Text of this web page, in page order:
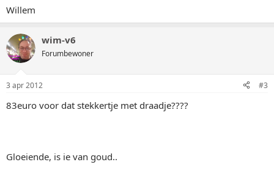
Willem
wim-v6
Forumbewoner
3 apr 2012 #3
83euro voor dat stekkertje met draadje????
Gloeiende, is ie van goud..